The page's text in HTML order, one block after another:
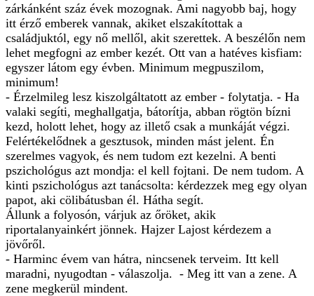
zárkánként száz évek mozognak. Ami nagyobb baj, hogy
itt érző emberek vannak, akiket elszakítottak a
családjuktól, egy nő mellől, akit szerettek. A beszélőn nem
lehet megfogni az ember kezét. Ott van a hatéves kisfiam:
egyszer látom egy évben. Minimum megpuszilom,
minimum!
- Érzelmileg lesz kiszolgáltatott az ember - folytatja. - Ha
valaki segíti, meghallgatja, bátorítja, abban rögtön bízni
kezd, holott lehet, hogy az illető csak a munkáját végzi.
Felértékelődnek a gesztusok, minden mást jelent. Én
szerelmes vagyok, és nem tudom ezt kezelni. A benti
pszichológus azt mondja: el kell fojtani. De nem tudom. A
kinti pszichológus azt tanácsolta: kérdezzek meg egy olyan
papot, aki cölibátusban él. Hátha segít.
Állunk a folyosón, várjuk az őröket, akik
riportalanyainkért jönnek. Hajzer Lajost kérdezem a
jövőről.
- Harminc évem van hátra, nincsenek terveim. Itt kell
maradni, nyugodtan - válaszolja. - Meg itt van a zene. A
zene megkerül mindent.